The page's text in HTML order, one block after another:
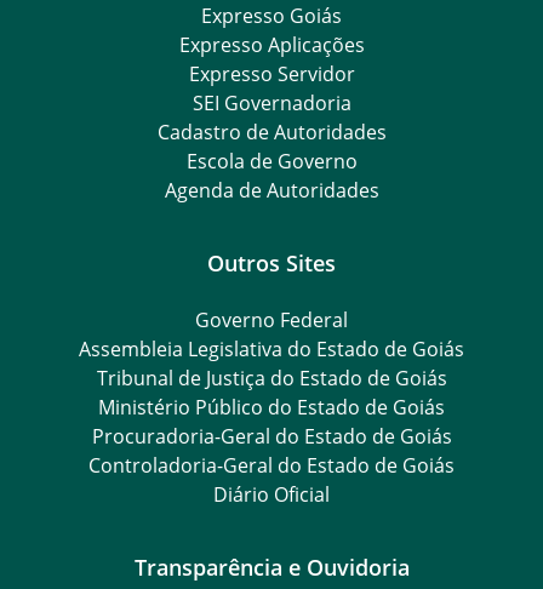
Expresso Goiás
Expresso Aplicações
Expresso Servidor
SEI Governadoria
Cadastro de Autoridades
Escola de Governo
Agenda de Autoridades
Outros Sites
Governo Federal
Assembleia Legislativa do Estado de Goiás
Tribunal de Justiça do Estado de Goiás
Ministério Público do Estado de Goiás
Procuradoria-Geral do Estado de Goiás
Controladoria-Geral do Estado de Goiás
Diário Oficial
Transparência e Ouvidoria